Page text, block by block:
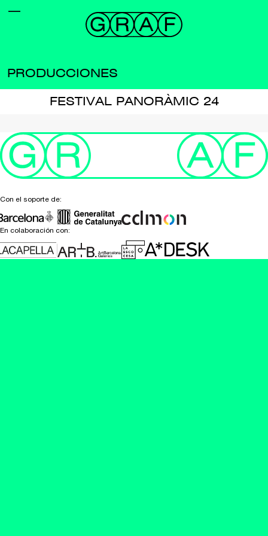
PRODUCCIONES
FESTIVAL PANORÀMIC 24
Con el soporte de:
En colaboración con: